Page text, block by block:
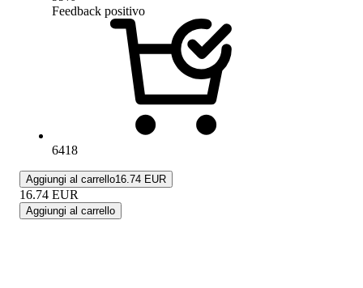
Feedback positivo
6418
Aggiungi al carrello16.74 EUR
16.74 EUR
Aggiungi al carrello